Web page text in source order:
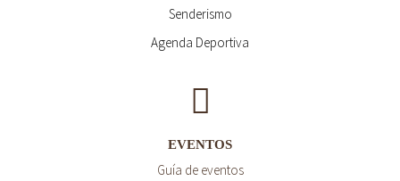
Senderismo
Agenda Deportiva
EVENTOS
Guía de eventos